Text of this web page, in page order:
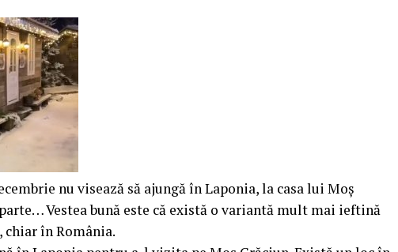
nu visează să ajungă în Laponia, la casa lui Moș
Vestea bună este că există o variantă mult mai ieftină
în România.